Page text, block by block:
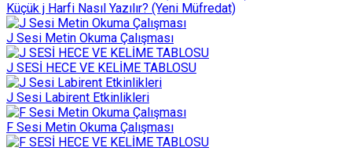
Küçük j Harfi Nasıl Yazılır? (Yeni Müfredat)
J Sesi Metin Okuma Çalışması
J SESİ HECE VE KELİME TABLOSU
J Sesi Labirent Etkinlikleri
F Sesi Metin Okuma Çalışması